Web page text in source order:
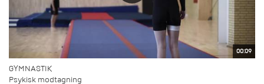
00:09
GYMNASTIK
Psykisk modtagning